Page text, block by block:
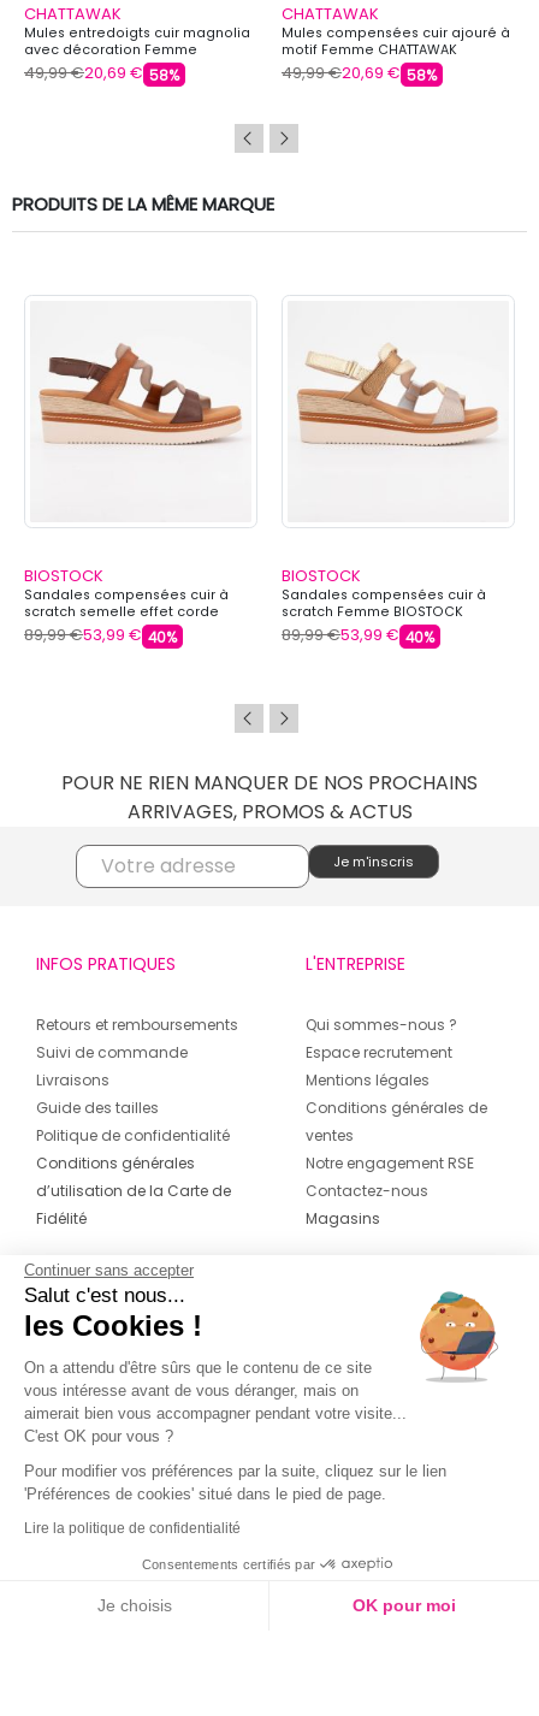
CHATTAWAK
Mules entredoigts cuir magnolia
avec décoration Femme
CHATTAWAK
49,99 €20,69 € 58%
CHATTAWAK
Mules compensées cuir ajouré à
motif Femme CHATTAWAK
49,99 €20,69 € 58%
PRODUITS DE LA MÊME MARQUE
BIOSTOCK
Sandales compensées cuir à
scratch semelle effet corde
Femme BIOSTOCK
89,99 €53,99 € 40%
BIOSTOCK
Sandales compensées cuir à
scratch Femme BIOSTOCK
89,99 €53,99 € 40%
POUR NE RIEN MANQUER DE NOS PROCHAINS
ARRIVAGES, PROMOS & ACTUS
INFOS PRATIQUES
Retours et remboursements
Suivi de commande
Livraisons
Guide des tailles
Politique de confidentialité
Conditions générales
d’utilisation de la Carte de
Fidélité
L'ENTREPRISE
Qui sommes-nous ?
Espace recrutement
Mentions légales
Conditions générales de
ventes
Notre engagement RSE
Contactez-nous
Magasins
CONTACT
04 42 20 78 42
Du lundi au jeudi de 8h30 à 16h30 & le
vendredi de 8h30 à 15h30
Continuer sans accepter
Salut c'est nous...
les Cookies !
On a attendu d'être sûrs que le contenu de ce site
vous intéresse avant de vous déranger, mais on
aimerait bien vous accompagner pendant votre visite...
C'est OK pour vous ?
Pour modifier vos préférences par la suite, cliquez sur le lien
'Préférences de cookies' situé dans le pied de page.
Lire la politique de confidentialité
Consentements certifiés par
Je choisis OK pour moi